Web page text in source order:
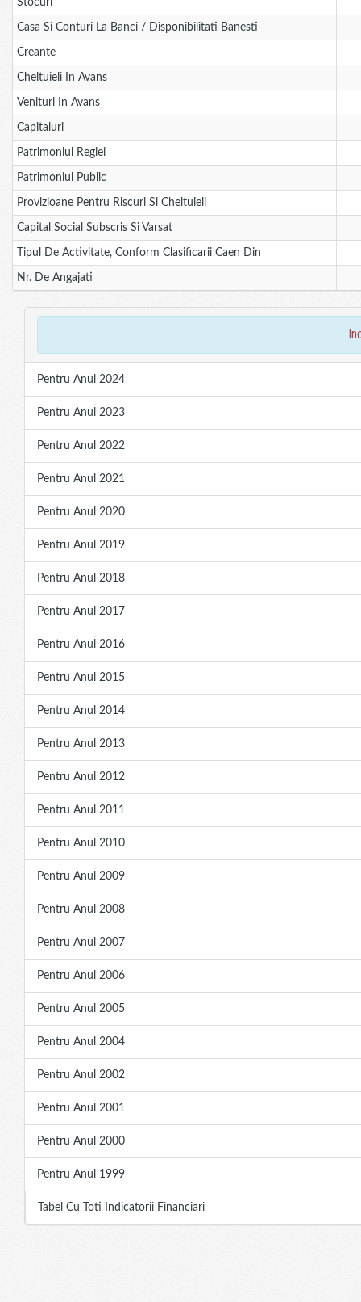
Stocuri
Casa Si Conturi La Banci / Disponibilitati Banesti
Creante
Cheltuieli In Avans
Venituri In Avans
Capitaluri
Patrimoniul Regiei
Patrimoniul Public
Provizioane Pentru Riscuri Si Cheltuieli
Capital Social Subscris Si Varsat
Tipul De Activitate, Conform Clasificarii Caen Din
Nr. De Angajati
Pentru Anul 2024
Pentru Anul 2023
Pentru Anul 2022
Pentru Anul 2021
Pentru Anul 2020
Pentru Anul 2019
Pentru Anul 2018
Pentru Anul 2017
Pentru Anul 2016
Pentru Anul 2015
Pentru Anul 2014
Pentru Anul 2013
Pentru Anul 2012
Pentru Anul 2011
Pentru Anul 2010
Pentru Anul 2009
Pentru Anul 2008
Pentru Anul 2007
Pentru Anul 2006
Pentru Anul 2005
Pentru Anul 2004
Pentru Anul 2002
Pentru Anul 2001
Pentru Anul 2000
Pentru Anul 1999
Tabel Cu Toti Indicatorii Financiari